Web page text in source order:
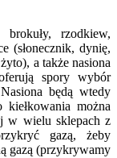
brokuły, rzodkiew,
(słonecznik, dynię,
a także nasiona
spory wybór
będą wtedy
można
w wielu sklepach z
gazą, żeby
gazą (przykrywamy